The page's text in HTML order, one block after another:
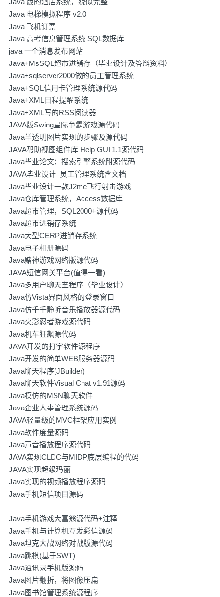
Java 版的酒店系统，貌似完整
Java 电梯模拟程序 v2.0
Java 飞机订票
Java 高考信息管理系统 SQL数据库
java 一个消息发布网站
Java+MsSQL超市进销存（毕业设计及答辩资料）
Java+sqlserver2000做的员工管理系统
Java+SQL信用卡管理系统源代码
Java+XML日程提醒系统
Java+XML写的RSS阅读器
JAVA版Swing星际争霸游戏源代码
Java半透明图片实现的步骤及源代码
JAVA帮助视图组件库 Help GUI 1.1源代码
Java毕业论文：搜索引擎系统附源代码
JAVA毕业设计_员工管理系统含文档
Java毕业设计一款J2me飞行射击游戏
Java仓库管理系统，Access数据库
Java超市管理，SQL2000+源代码
Java超市进销存系统
Java大型CERP进销存系统
Java电子相册源码
Java赌神游戏网络版源代码
JAVA短信网关平台(值得一看)
Java多用户聊天室程序（毕业设计）
Java仿Vista界面风格的登录窗口
Java仿千千静听音乐播放器源代码
Java火影忍者游戏源代码
Java机车狂飙源代码
JAVA开发的打字软件源程序
Java开发的简单WEB服务器源码
Java聊天程序(JBuilder)
Java聊天软件Visual Chat v1.91源码
Java模仿的MSN聊天软件
Java企业人事管理系统源码
JAVA轻量级的MVC框架应用实例
Java软件度量源码
Java声音播放程序源代码
JAVA实现CLDC与MIDP底层编程的代码
JAVA实现超级玛丽
Java实现的视频播放程序源码
Java手机短信项目源码
Java手机游戏大富翁源代码+注释
Java手机与计算机互发彩信源码
Java坦克大战网络对战版源代码
Java跳棋(基于SWT)
Java通讯录手机版源码
Java图片翻折，将图像压扁
Java图书馆管理系统源程序